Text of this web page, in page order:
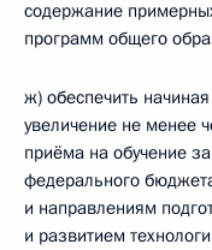
содержание
программ общего
ж) обеспечить
увеличение не менее
приёма на обучение
федерального
и направлениям
и развитием